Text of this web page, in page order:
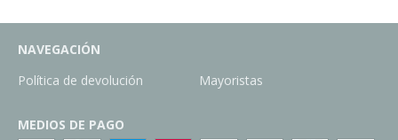
NAVEGACIÓN
Política de devolución
Mayoristas
MEDIOS DE PAGO